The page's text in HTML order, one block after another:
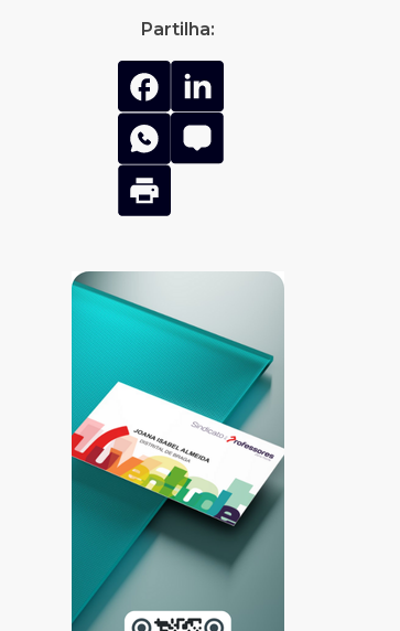
Partilha: